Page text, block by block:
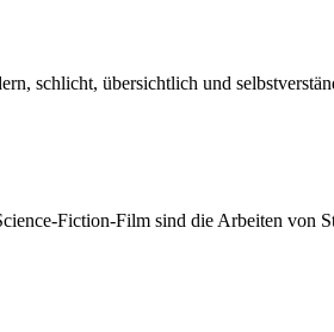
schlicht, übersichtlich und
Fiction-Film sind die Arbeiten von